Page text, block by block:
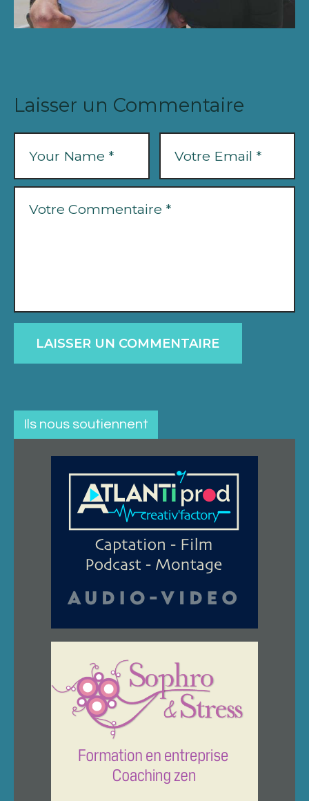
Laisser un Commentaire
Ils nous soutiennent